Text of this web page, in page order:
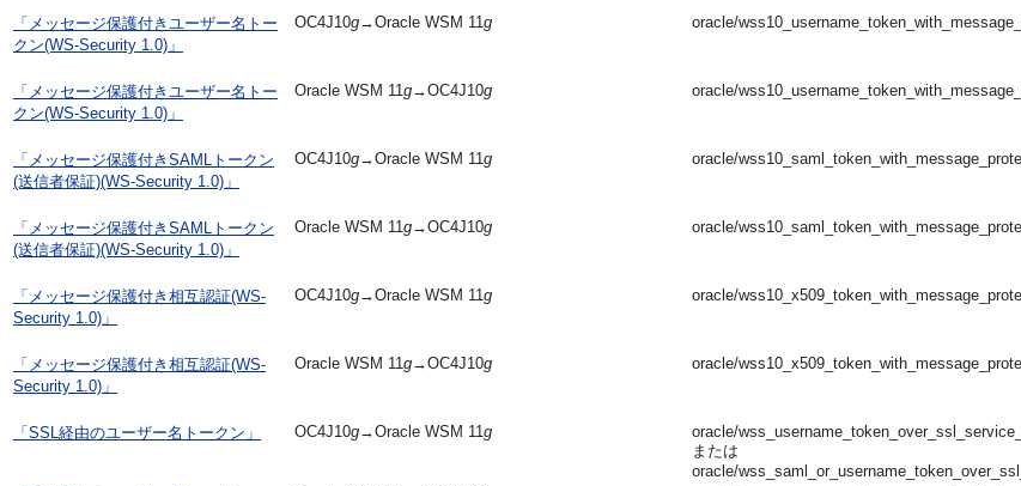
「メッセージ保護付きユーザー名トー
クン(WS-Security 1.0)」
OC4J10g→Oracle WSM 11g oracle/
「メッセージ保護付きユーザー名トー
クン(WS-Security 1.0)」
Oracle WSM 11g→OC4J10g oracle/
「メッセージ保護付きSAMLトークン
(送信者保証)(WS-Security 1.0)」
OC4J10g→Oracle WSM 11g oracle/
「メッセージ保護付きSAMLトークン
(送信者保証)(WS-Security 1.0)」
Oracle WSM 11g→OC4J10g oracle/
「メッセージ保護付き相互認証(WS-
Security 1.0)」
OC4J10g→Oracle WSM 11g oracle/
「メッセージ保護付き相互認証(WS-
Security 1.0)」
Oracle WSM 11g→OC4J10g oracle/
「SSL経由のユーザー名トークン」 OC4J10g→Oracle WSM 11g
oracle/
または
oracle/